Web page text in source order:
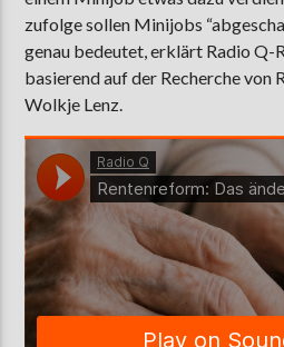
ZU HÖREN INMünster90,9 MHz
zufolge sollen Minijobs
genau bedeutet, erklärt Radio
basierend auf der Recherche von
Wolkje Lenz.